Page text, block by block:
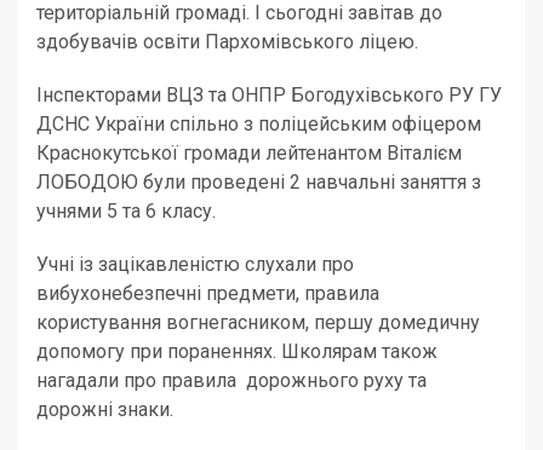
територіальній громаді. І сьогодні завітав до
здобувачів освіти Пархомівського ліцею.
Інспекторами ВЦЗ та ОНПР Богодухівського РУ ГУ
ДСНС України спільно з поліцейським офіцером
Краснокутської громади лейтенантом Віталієм
ЛОБОДОЮ були проведені 2 навчальні заняття з
учнями 5 та 6 класу.
Учні із зацікавленістю слухали про
вибухонебезпечні предмети, правила
користування вогнегасником, першу домедичну
допомогу при пораненнях. Школярам також
нагадали про правила дорожнього руху та
дорожні знаки.